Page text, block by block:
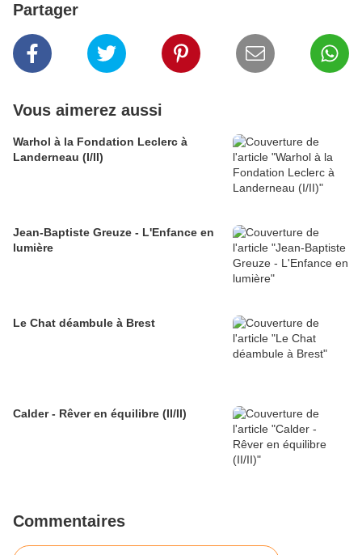
Partager
Vous aimerez aussi
Warhol à la Fondation Leclerc à
Landerneau (I/II)
Jean-Baptiste Greuze - L'Enfance en
lumière
Le Chat déambule à Brest
Calder - Rêver en équilibre (II/II)
Commentaires